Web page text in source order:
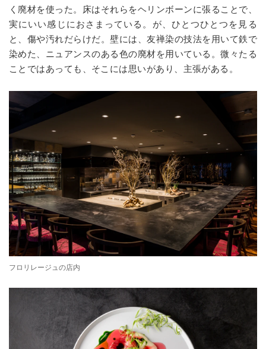
く廃材を使った。床はそれらをヘリンボーンに張ることで、
実にいい感じにおさまっている。が、ひとつひとつを見る
と、傷や汚れだらけだ。壁には、友禅染の技法を用いて鉄で
染めた、ニュアンスのある色の廃材を用いている。微々たる
ことではあっても、そこには思いがあり、主張がある。
フロリレージュの店内